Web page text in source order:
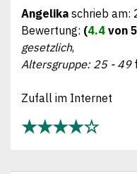
Angelika schrieb am:
Bewertung: (4.4 von
gesetzlich,
Altersgruppe: 25 - 49
Zufall im Internet
★★★★☆